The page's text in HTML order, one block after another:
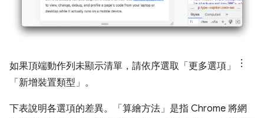
如果頂端動作列未顯示清單，請依序選取「更多選項」
「新增裝置類型」 。
下表說明各選項的差異。「算繪方法」 是指 Chrome 將網